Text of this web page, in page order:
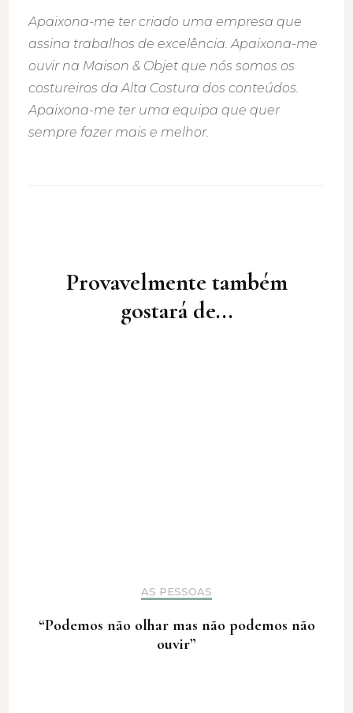
Apaixona-me ter criado uma empresa que
assina trabalhos de excelência. Apaixona-me
ouvir na Maison & Objet que nós somos os
costureiros da Alta Costura dos conteúdos.
Apaixona-me ter uma equipa que quer
sempre fazer mais e melhor.
Provavelmente também
gostará de...
AS PESSOAS
“Podemos não olhar mas não podemos não
ouvir”